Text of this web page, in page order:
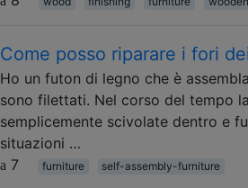
Come posso riparare i fori
Ho un futon di legno che è
sono filettati. Nel corso del tempo
semplicemente scivolate dentro e
situazioni …
7
furniture self-assembly-furniture